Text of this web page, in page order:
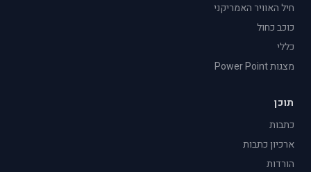
חיל האוויר האמריקני
כוכב כחול
כללי
מצגות Power Point
תוכן
כתבות
ארכיון כתבות
הורדות